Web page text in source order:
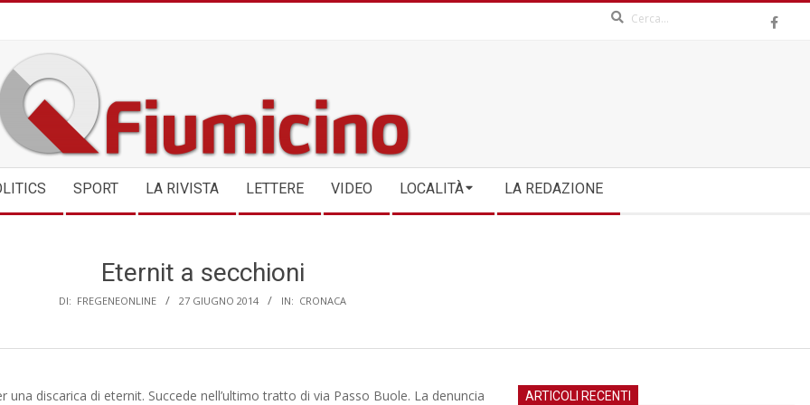
SPORT LA RIVISTA LETTERE VIDEO LOCALITÀ LA REDAZIONE
Eternit a secchioni
DI: FREGENEONLINE 27 GIUGNO 2014 IN: CRONACA
una discarica di eternit. Succede nell’ultimo tratto di via Passo Buole. La denuncia
ARTICOLI RECENTI